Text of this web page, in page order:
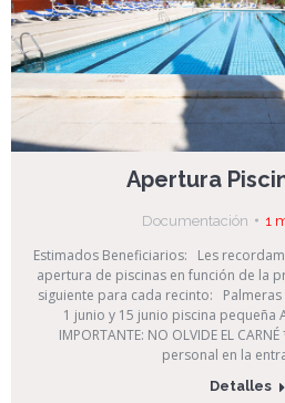
Apertura
Documentación 1
Estimados Beneficiarios: Les
apertura de piscinas en función de la
siguiente para cada recinto:
1 junio y 15 junio piscina pequeña
IMPORTANTE: NO OLVIDE EL
personal en la
Detalles